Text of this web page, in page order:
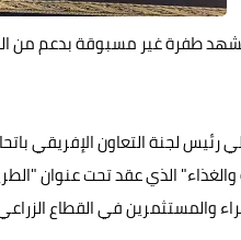
غير مسبوقة بدعم من الرئيس السيسي
رئيس لجنة التعاون الإفريقي
والغذاء" الذي عقد تحت عنوان
والمستثمرين في القطاع